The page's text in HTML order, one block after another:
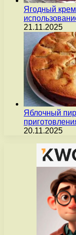
Ягодный
21.11.2025
Яблочный
20.11.2025